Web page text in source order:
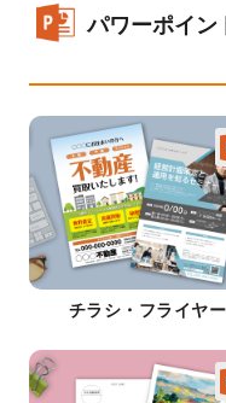
パワーポイン
チラシ・フライヤー